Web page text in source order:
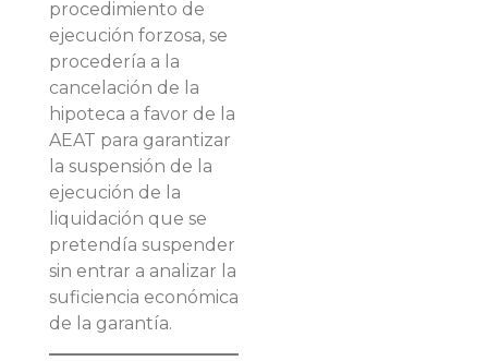
procedimiento de
ejecución forzosa, se
procedería a la
cancelación de la
hipoteca a favor de la
AEAT para garantizar
la suspensión de la
ejecución de la
liquidación que se
pretendía suspender
sin entrar a analizar la
suficiencia económica
de la garantía.